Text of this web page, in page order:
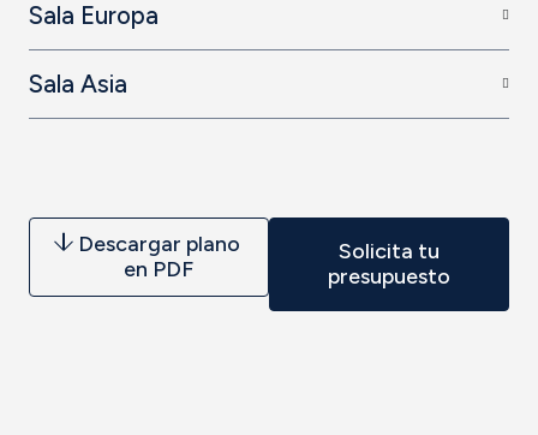
Sala Europa
Sala Asia
Descargar plano
en PDF
Solicita tu
presupuesto